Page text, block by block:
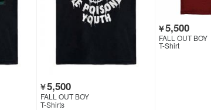
￥5,500
FALL OUT BOY
T-Shirts
￥5,500
FALL OUT BOY
T-Shirt